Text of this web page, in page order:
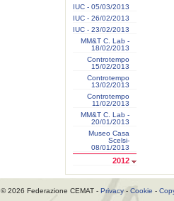
IUC - 05/03/2013
IUC - 26/02/2013
IUC - 23/02/2013
MM&T C. Lab -
18/02/2013
Controtempo
15/02/2013
Controtempo
13/02/2013
Controtempo
11/02/2013
MM&T C. Lab -
20/01/2013
Museo Casa
Scelsi-
08/01/2013
2012
© 2026 Federazione CEMAT - Privacy - Cookie -